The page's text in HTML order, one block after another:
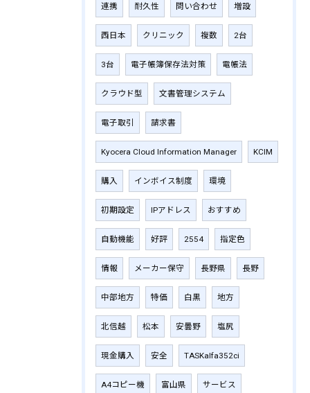
連携 耐久性 問い合わせ 増設
西日本 クリニック 複数 2台
3台 電子帳簿保存法対策 電帳法
クラウド型 文書管理システム
電子取引 請求書
Kyocera Cloud Information Manager KCIM
購入 インボイス制度 環境
初期設定 IPアドレス おすすめ
自動機能 好評 2554 指定色
情報 メーカー保守 長野県 長野
中部地方 特価 白黒 地方
北信越 松本 安曇野 塩尻
現金購入 安全 TASKalfa352ci
A4コピー機 富山県 サービス